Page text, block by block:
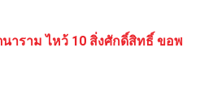
าราม ไหว้ 10 สิ่งศักดิ์สิทธิ์ ขอพ